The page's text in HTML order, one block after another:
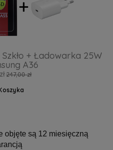
Szkło + Ładowarka 25W
A36
247,00 zł
objęte są 12 miesięczną